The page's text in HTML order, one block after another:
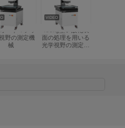
オートマチッ
野の測定機
械
450kg堅い酸化表
面の処理を用いる
光学視野の測定機